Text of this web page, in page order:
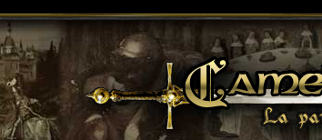
Camelot, la patria della cavalleria